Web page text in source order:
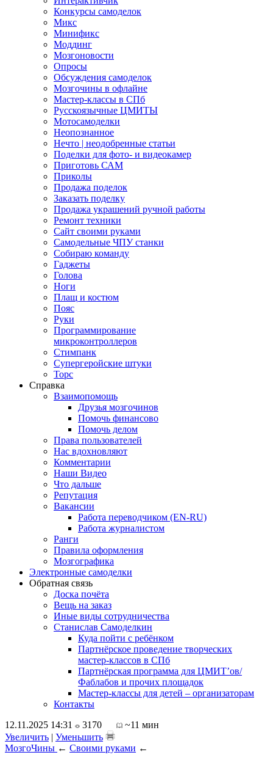
Конкурсы самоделок
Микс
Минификс
Моддинг
Мозгоновости
Опросы
Обсуждения самоделок
Мозгочины в офлайне
Мастер-классы в СПб
Русскоязычные ЦМИТЫ
Мотосамоделки
Неопознанное
Нечто | неодобренные статьи
Поделки для фото- и видеокамер
Приготовь САМ
Приколы
Продажа поделок
Заказать поделку
Продажа украшений ручной работы
Ремонт техники
Сайт своими руками
Самодельные ЧПУ станки
Собираю команду
Гаджеты
Голова
Ноги
Плащ и костюм
Пояс
Руки
Программирование
микроконтроллеров
Стимпанк
Супергеройские штуки
Торс
Справка
Взаимопомощь
Друзья мозгочинов
Помочь финансово
Помочь делом
Права пользователей
Нас вдохновляют
Комментарии
Наши Видео
Что дальше
Репутация
Вакансии
Работа переводчиком (EN-RU)
Работа журналистом
Ранги
Правила оформления
Мозгографика
Электронные самоделки
Обратная связь
Доска почёта
Вещь на заказ
Иные виды сотрудничества
Станислав Самоделкин
Куда пойти с ребёнком
Партнёрское проведение творческих
мастер-классов в СПб
Партнёрская программа для ЦМИТ’ов/
Фаблабов и прочих площадок
Мастер-классы для детей – организаторам
Контакты
12.11.2025 14:31
3170
~11 мин
Увеличить | Уменьшить
МозгоЧины ← Своими руками ←